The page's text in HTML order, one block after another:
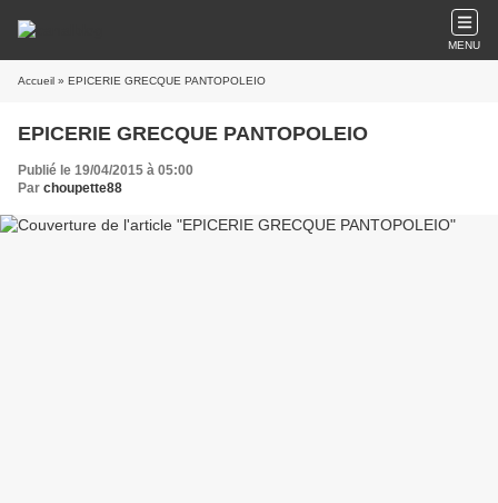
MENU
Accueil » EPICERIE GRECQUE PANTOPOLEIO
EPICERIE GRECQUE PANTOPOLEIO
Publié le 19/04/2015 à 05:00
Par choupette88